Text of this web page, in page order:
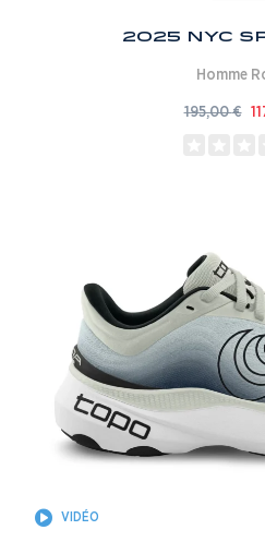
2025 NYC
Homme
195,00€
VIDÉO